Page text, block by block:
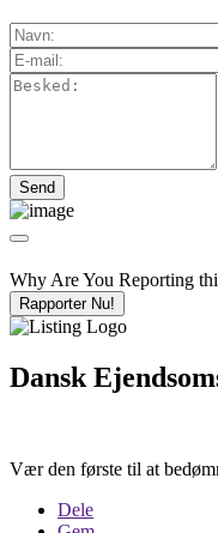
Why Are You Reporting
Rapporter Nu!
Dansk
Vær den første til at
Dele